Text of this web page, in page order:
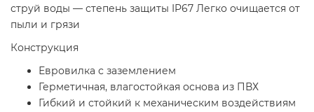
струй воды — степень защиты IP67 Легко очищается от
пыли и грязи
Конструкция
Евровилка с заземлением
Герметичная, влагостойкая основа из ПВХ
Гибкий и стойкий к механическим воздействиям